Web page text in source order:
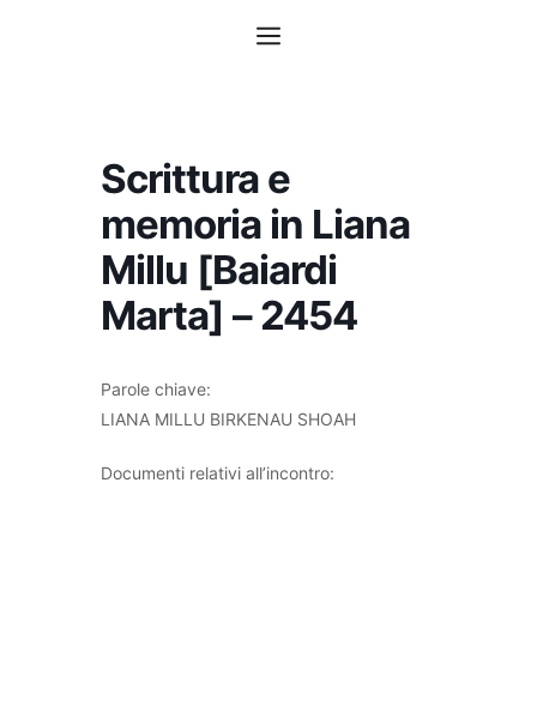
Menu
Scrittura e
memoria in Liana
Millu [Baiardi
Marta] – 2454
Parole chiave:
LIANA MILLU BIRKENAU SHOAH
Documenti relativi all’incontro: